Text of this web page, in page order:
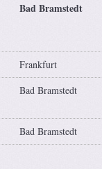
Bad Bramstedt
Frankfurt
Bad Bramstedt
Bad Bramstedt